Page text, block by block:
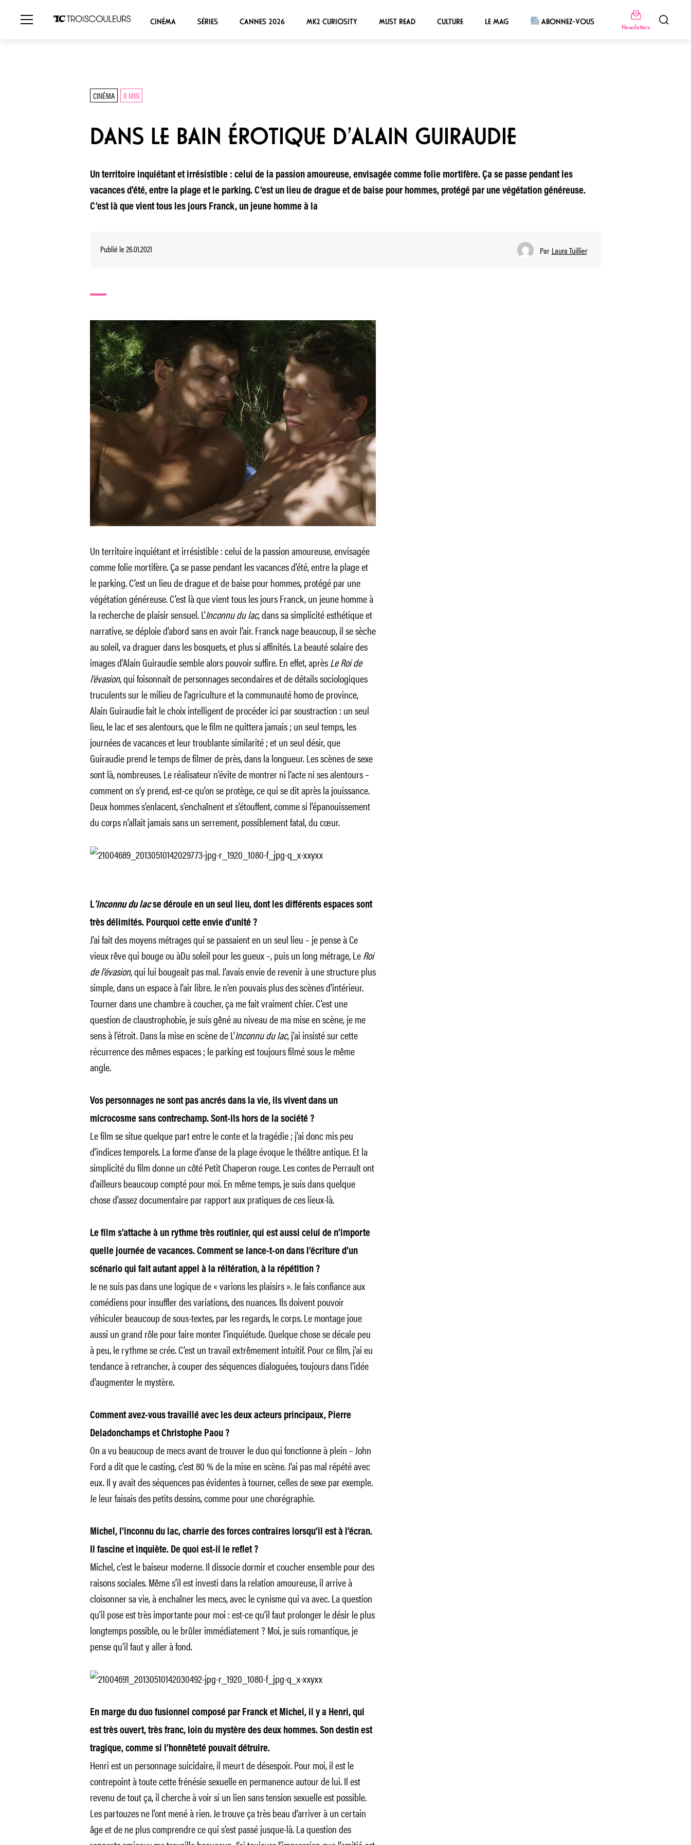
CINÉMA SÉRIES CANNES 2026 MK2 CURIOSITY MUST READ CULTURE LE MAG ABONNEZ-VOUS
Newsletters
CINÉMA 8 MIN
DANS LE BAIN ÉROTIQUE D’ALAIN GUIRAUDIE
Un territoire inquiétant et irrésistible : celui de la passion amoureuse, envisagée comme folie mortifère. Ça se passe pendant les
vacances d’été, entre la plage et le parking. C’est un lieu de drague et de baise pour hommes, protégé par une végétation généreuse.
C’est là que vient tous les jours Franck, un jeune homme à la
Publié le 26.01.2021 Par Laura Tuillier
Un territoire inquiétant et irrésistible : celui de la passion amoureuse, envisagée
comme folie mortifère. Ça se passe pendant les vacances d’été, entre la plage et
le parking. C’est un lieu de drague et de baise pour hommes, protégé par une
végétation généreuse. C’est là que vient tous les jours Franck, un jeune homme à
la recherche de plaisir sensuel. L’Inconnu du lac, dans sa simplicité esthétique et
narrative, se déploie d’abord sans en avoir l’air. Franck nage beaucoup, il se sèche
au soleil, va draguer dans les bosquets, et plus si affinités. La beauté solaire des
images d’Alain Guiraudie semble alors pouvoir suffire. En effet, aprèsLe Roi de
l’évasion, qui foisonnait de personnages secondaires et de détails sociologiques
truculents sur le milieu de l’agriculture et la communauté homo de province,
Alain Guiraudie fait le choix intelligent de procéder ici par soustraction : un seul
lieu, le lac et ses alentours, que le film ne quittera jamais ; un seul temps, les
journées de vacances et leur troublante similarité ; et un seul désir, que
Guiraudie prend le temps de filmer de près, dans la longueur. Les scènes de sexe
sont là, nombreuses. Le réalisateur n’évite de montrer ni l’acte ni ses alentours –
comment on s’y prend, est-ce qu’on se protège, ce qui se dit après la jouissance.
Deux hommes s’enlacent, s’enchaînent et s’étouffent, comme si l’épanouissement
du corps n’allait jamais sans un serrement, possiblement fatal, du cœur.
L’Inconnu du lacse déroule en un seul lieu, dont les différents espaces sont
très délimités. Pourquoi cette envie d’unité ?
J’ai fait des moyens métrages qui se passaient en un seul lieu – je pense à Ce
vieux rêve qui bouge ou àDu soleil pour les gueux –, puis un long métrage, LeRoi
de l’évasion, qui lui bougeait pas mal. J’avais envie de revenir à une structure plus
simple, dans un espace à l’air libre. Je n’en pouvais plus des scènes d’intérieur.
Tourner dans une chambre à coucher, ça me fait vraiment chier. C’est une
question de claustrophobie, je suis gêné au niveau de ma mise en scène, je me
sens à l’étroit. Dans la mise en scène de L’Inconnu du lac, j’ai insisté sur cette
récurrence des mêmes espaces ; le parking est toujours filmé sous le même
angle.
Vos personnages ne sont pas ancrés dans la vie, ils vivent dans un
microcosme sans contrechamp. Sont-ils hors de la société ?
Le film se situe quelque part entre le conte et la tragédie ; j’ai donc mis peu
d’indices temporels. La forme d’anse de la plage évoque le théâtre antique. Et la
simplicité du film donne un côté Petit Chaperon rouge. Les contes de Perrault ont
d’ailleurs beaucoup compté pour moi. En même temps, je suis dans quelque
chose d’assez documentaire par rapport aux pratiques de ces lieux-là.
Le film s’attache à un rythme très routinier, qui est aussi celui de n’importe
quelle journée de vacances. Comment se lance-t-on dans l’écriture d’un
scénario qui fait autant appel à la réitération, à la répétition ?
Je ne suis pas dans une logique de « varions les plaisirs ». Je fais confiance aux
comédiens pour insuffler des variations, des nuances. Ils doivent pouvoir
véhiculer beaucoup de sous-textes, par les regards, le corps. Le montage joue
aussi un grand rôle pour faire monter l’inquiétude. Quelque chose se décale peu
à peu, le rythme se crée. C’est un travail extrêmement intuitif. Pour ce film, j’ai eu
tendance à retrancher, à couper des séquences dialoguées, toujours dans l’idée
d’augmenter le mystère.
Comment avez-vous travaillé avec les deux acteurs principaux, Pierre
Deladonchamps et Christophe Paou ?
On a vu beaucoup de mecs avant de trouver le duo qui fonctionne à plein – John
Ford a dit que le casting, c’est 80 % de la mise en scène. J’ai pas mal répété avec
eux. Il y avait des séquences pas évidentes à tourner, celles de sexe par exemple.
Je leur faisais des petits dessins, comme pour une chorégraphie.
Michel, l’inconnu du lac, charrie des forces contraires lorsqu’il est à l’écran.
Il fascine et inquiète. De quoi est-il le reflet ?
Michel, c’est le baiseur moderne. Il dissocie dormir et coucher ensemble pour des
raisons sociales. Même s’il est investi dans la relation amoureuse, il arrive à
cloisonner sa vie, à enchaîner les mecs, avec le cynisme qui va avec. La question
qu’il pose est très importante pour moi : est-ce qu’il faut prolonger le désir le plus
longtemps possible, ou le brûler immédiatement ? Moi, je suis romantique, je
pense qu’il faut y aller à fond.
En marge du duo fusionnel composé par Franck et Michel, il y a Henri, qui
est très ouvert, très franc, loin du mystère des deux hommes. Son destin est
tragique, comme si l’honnêteté pouvait détruire.
Henri est un personnage suicidaire, il meurt de désespoir. Pour moi, il est le
contrepoint à toute cette frénésie sexuelle en permanence autour de lui. Il est
revenu de tout ça, il cherche à voir si un lien sans tension sexuelle est possible.
Les partouzes ne l’ont mené à rien. Je trouve ça très beau d’arriver à un certain
âge et de ne plus comprendre ce qui s’est passé jusque-là. La question des